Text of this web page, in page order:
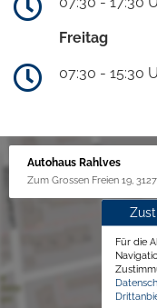
Freitag
07:30 - 15:30
Autohaus Rahlves
Zum Grossen Freien 19,
Für die